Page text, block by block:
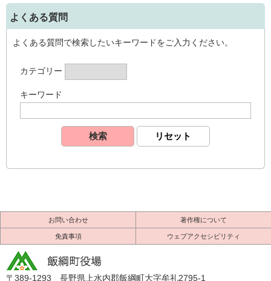
よくある質問
よくある質問で検索したいキーワードをご入力ください。
カテゴリー
キーワード
お問い合わせ 著作権について
免責事項 ウェブアクセシビリティ
〒389-1293 長野県上水内郡飯綱町大字牟礼2795-1